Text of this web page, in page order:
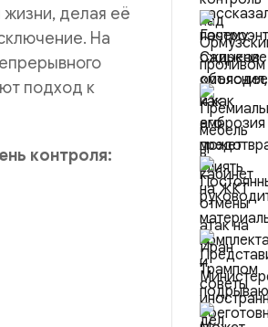
делая её
На
подход к
контроля: